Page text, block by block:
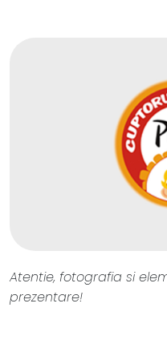
Atentie, fotografia si
prezentare!